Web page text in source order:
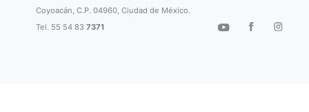
Coyoacán, C.P. 04960, Ciudad de México.
Tel. 55 54 837371